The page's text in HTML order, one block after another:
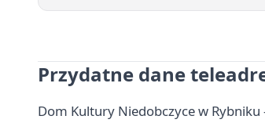
Przydatne dane
Dom Kultury Niedobczyce w